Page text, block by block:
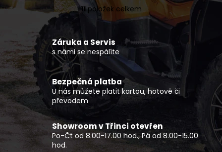
O
v
l
á
d
a
c
í
v
k
y
11položek celkem
Záruka a Servis
s námi se nespálíte
Bezpečná platba
U nás můžete platit kartou, hotově či
převodem
Showroom v Třinci otevřen
Po-Čt od 8.00-17.00 hod., Pá od 8.00-15.00
hod.